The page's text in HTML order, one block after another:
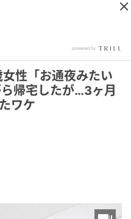
性「お通夜みたい
帰宅したが…3ヶ月
ワケ